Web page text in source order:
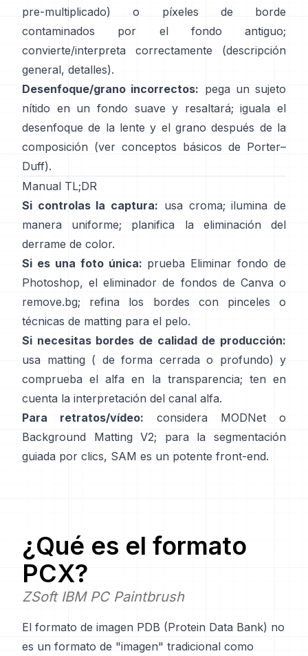
pre-multiplicado) o píxeles de borde
contaminados por el fondo antiguo;
convierte/interpreta correctamente
(descripción
general, detalles).
Desenfoque/grano incorrectos: pega un sujeto
nítido en un fondo suave y resaltará; iguala el
desenfoque de la lente y el grano después de la
composición (ver conceptos básicos de Porter–
Duff).
Manual TL;DR
Si controlas la captura: usa croma; ilumina de
manera uniforme; planifica la
eliminación del
derrame de color.
Si es una foto única: prueba Eliminar fondo de
Photoshop, eleliminador de fondos de Canva o
remove.bg; refina los bordes con pinceles o
técnicas de matting para el pelo.
Si necesitas bordes de calidad de producción:
usa matting ( de forma cerrada o profundo) y
comprueba el alfa en la transparencia; ten en
cuenta la interpretación del canal alfa.
Para retratos/vídeo: considera MODNet o
Background Matting V2; para la segmentación
guiada por clics, SAM es un potente front-end.
¿Qué es el formato
PCX?
ZSoft IBM PC Paintbrush
El formato de imagen PDB (Protein Data Bank) no
es un formato de "imagen" tradicional como